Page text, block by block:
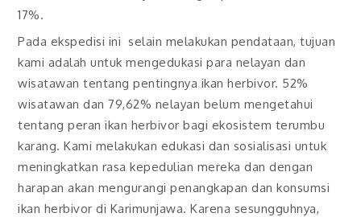
17%.
Pada ekspedisi ini selain melakukan pendataan, tujuan
kami adalah untuk mengedukasi para nelayan dan
wisatawan tentang pentingnya ikan herbivor. 52%
wisatawan dan 79,62% nelayan belum mengetahui
tentang peran ikan herbivor bagi ekosistem terumbu
karang. Kami melakukan edukasi dan sosialisasi untuk
meningkatkan rasa kepedulian mereka dan dengan
harapan akan mengurangi penangkapan dan konsumsi
ikan herbivor di Karimunjawa. Karena sesungguhnya,